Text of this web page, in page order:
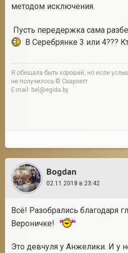
методом исключения.
Пусть передержка сама
В Серебрянке 3 или 4???
Я обещала быть хорошей, но если
не получилось © Скарлетт
E-mail: bel@egida.by
Bogdan
02.11.2018 в 23:42
Всё! Разобрались благодаря
Вероничке!
Это девчуля у Анжелики. И у